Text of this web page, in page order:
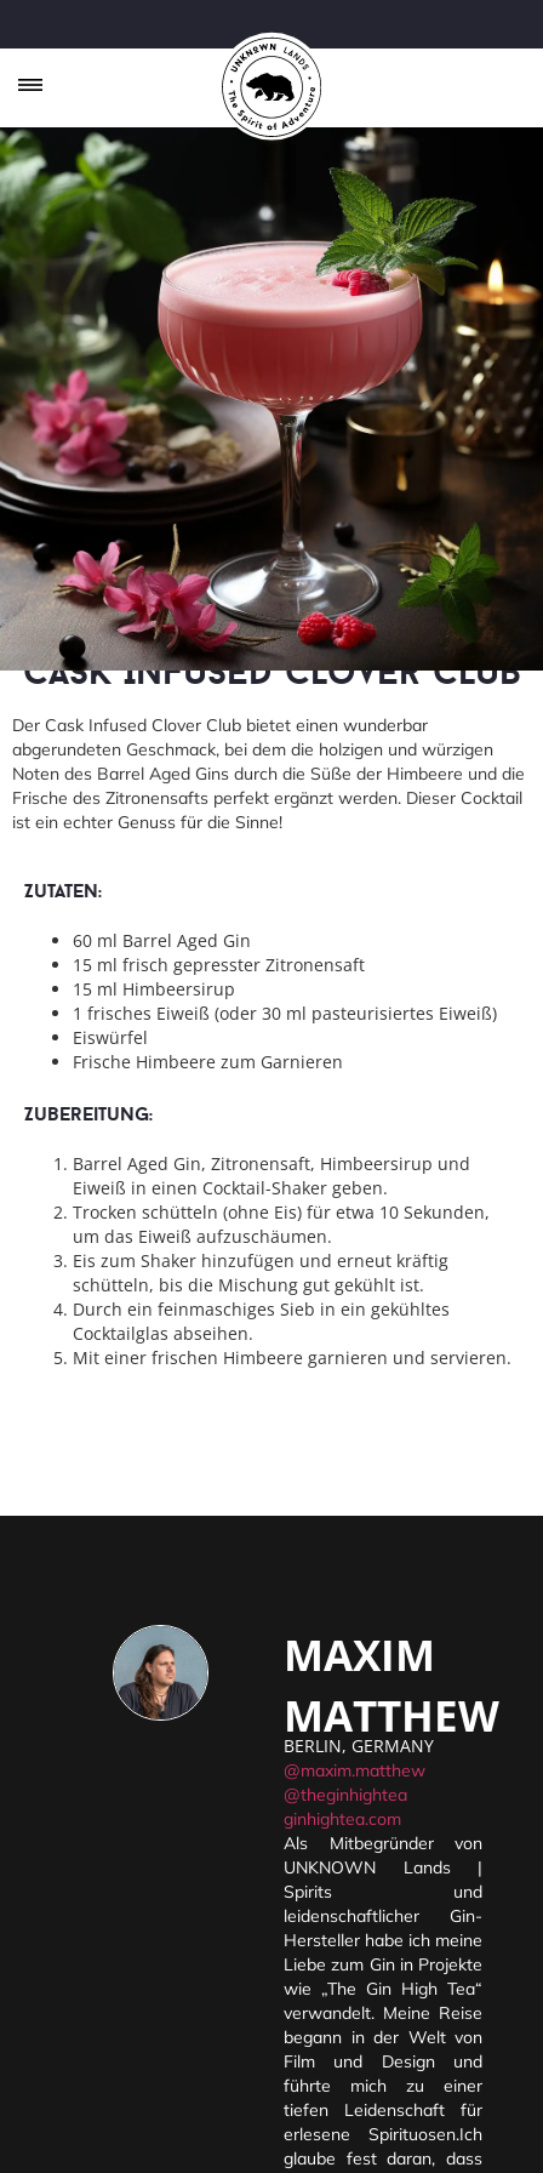
KREATIV UND MODERN| THE GIN HIGH TEA
Cask Infused Clover Club
Der Cask Infused Clover Club bietet einen wunderbar
abgerundeten Geschmack, bei dem die holzigen und würzigen
Noten des Barrel Aged Gins durch die Süße der Himbeere und die
Frische des Zitronensafts perfekt ergänzt werden. Dieser Cocktail
ist ein echter Genuss für die Sinne!
Zutaten:
60 ml Barrel Aged Gin
15 ml frisch gepresster Zitronensaft
15 ml Himbeersirup
1 frisches Eiweiß (oder 30 ml pasteurisiertes Eiweiß)
Eiswürfel
Frische Himbeere zum Garnieren
Zubereitung:
Barrel Aged Gin, Zitronensaft, Himbeersirup und
Eiweiß in einen Cocktail-Shaker geben.
Trocken schütteln (ohne Eis) für etwa 10 Sekunden,
um das Eiweiß aufzuschäumen.
Eis zum Shaker hinzufügen und erneut kräftig
schütteln, bis die Mischung gut gekühlt ist.
Durch ein feinmaschiges Sieb in ein gekühltes
Cocktailglas abseihen.
Mit einer frischen Himbeere garnieren und servieren.
MAXIM
MATTHEW
BERLIN, GERMANY
@maxim.matthew
@theginhightea
ginhightea.com
Als Mitbegründer von
UNKNOWN Lands |
Spirits und
leidenschaftlicher Gin-
Hersteller habe ich meine
Liebe zum Gin in Projekte
wie „The Gin High Tea“
verwandelt. Meine Reise
begann in der Welt von
Film und Design und
führte mich zu einer
tiefen Leidenschaft für
erlesene Spirituosen.Ich
glaube fest daran, dass